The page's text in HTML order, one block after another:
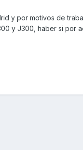
y por motivos de
y J300, haber si por